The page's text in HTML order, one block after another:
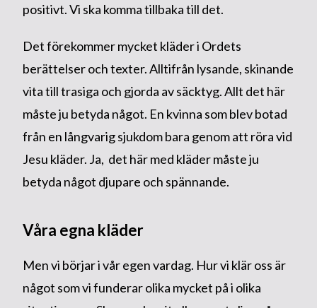
positivt. Vi ska komma tillbaka till det.
Det förekommer mycket kläder i Ordets
berättelser och texter. Alltifrån lysande, skinande
vita till trasiga och gjorda av säcktyg. Allt det här
måste ju betyda något. En kvinna som blev botad
från en långvarig sjukdom bara genom att röra vid
Jesu kläder. Ja, det här med kläder måste ju
betyda något djupare och spännande.
Våra egna kläder
Men vi börjar i vår egen vardag. Hur vi klär oss är
något som vi funderar olika mycket på i olika